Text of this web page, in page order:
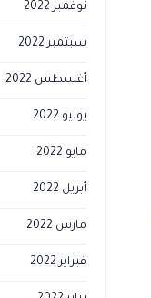
نوفمبر 2022
سبتمبر 2022
أغسطس 2022
يوليو 2022
مايو 2022
أبريل 2022
مارس 2022
فبراير 2022